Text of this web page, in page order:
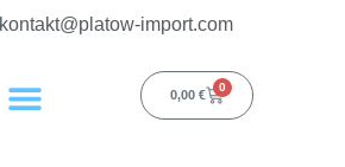
kontakt@platow-import.com
0,00 €
0